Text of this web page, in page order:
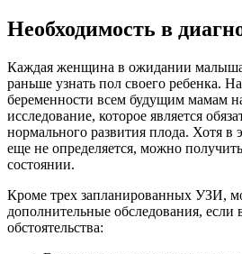
Необходимость в
Каждая женщина в ожидании
раньше узнать пол своего ребенка.
беременности всем будущим мамам
исследование, которое является
нормального развития плода. Хотя в
еще не определяется, можно
состоянии.
Кроме трех запланированных УЗИ,
дополнительные обследования,
обстоятельства: